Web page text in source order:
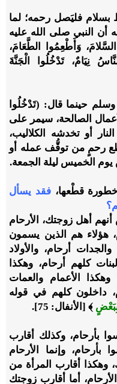
بسلام فليَصل رحمه؛ لما
أن النبي صلى الله عليه
وَأَطْعِمُوا الطَّعَامَ،
نِيَامٌ، تَدْخُلُوا الْجَنَّةَ
وسلم حينما قال: (تَدْخُلُوا
الصالحة، سيمر على
أو تخدشه الكلاليب،
رحمٍ من توقُّف عمله أو
الخميس ليلة الجمعة.
قطْعها، فقد يسأل
أهل زوجتك، الأرحام
هؤلاء هم الذين يسمون
والجدات أرحام، والأولاد
كلهم أرحام، وهكذا
وهكذا الأعمام والعمات
داخلون كلهم في قوله
﴾ [الأنفال: 75].
بأرحام، وكذلك أقارب
بأرحام، وإنما الأرحام
وهكذا أقارب المرأة من
أما أقارب زوجتك